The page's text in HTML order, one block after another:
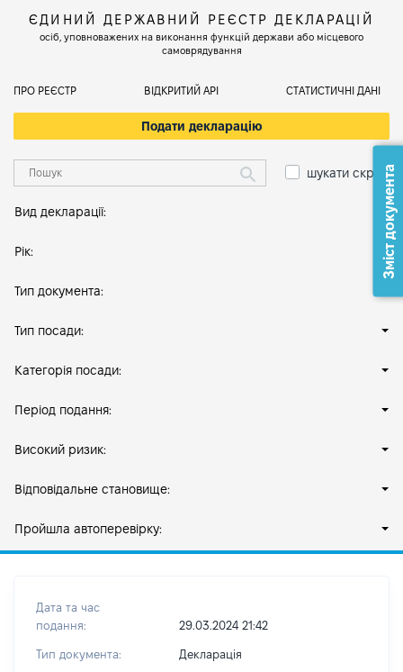
ЄДИНИЙ ДЕРЖАВНИЙ РЕЄСТР ДЕКЛАРАЦІЙ
осіб, уповноважених на виконання функцій держави або місцевого
самоврядування
ПРО РЕЄСТР ВІДКРИТИЙ АРІ СТАТИСТИЧНІ ДАНІ
Подати декларацію
шукати скрізь
Вид декларації:
Рік:
Тип документа:
Тип посади:
Категорія посади:
Період подання:
Високий ризик:
Відповідальне становище:
Пройшла автоперевірку:
Дата та час
подання:
29.03.2024 21:42
Тип документа: Декларація
Зміст документа